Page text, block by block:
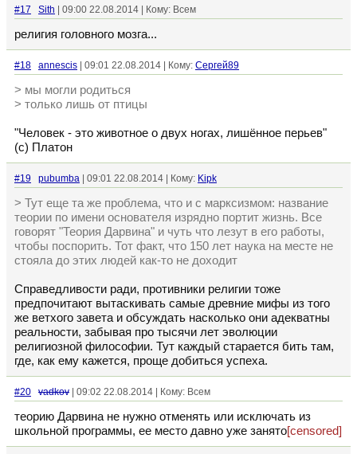
#17 Sith | 09:00 22.08.2014 | Кому: Всем
религия головного мозга...
#18 annescis | 09:01 22.08.2014 | Кому: Сергей89
> мы могли родиться
> только лишь от птицы
"Человек - это животное о двух ногах, лишённое перьев"
(c) Платон
#19 pubumba | 09:01 22.08.2014 | Кому: Kipk
> Тут еще та же проблема, что и с марксизмом: название
теории по имени основателя изрядно портит жизнь. Все
говорят "Теория Дарвина" и чуть что лезут в его работы,
чтобы поспорить. Тот факт, что 150 лет наука на месте не
стояла до этих людей как-то не доходит
Справедливости ради, противники религии тоже
предпочитают вытаскивать самые древние мифы из того
же ветхого завета и обсуждать насколько они адекватны
реальности, забывая про тысячи лет эволюции
религиозной философии. Тут каждый старается бить там,
где, как ему кажется, проще добиться успеха.
#20 vadkov | 09:02 22.08.2014 | Кому: Всем
теорию Дарвина не нужно отменять или исключать из
школьной программы, ее место давно уже занято[censored]